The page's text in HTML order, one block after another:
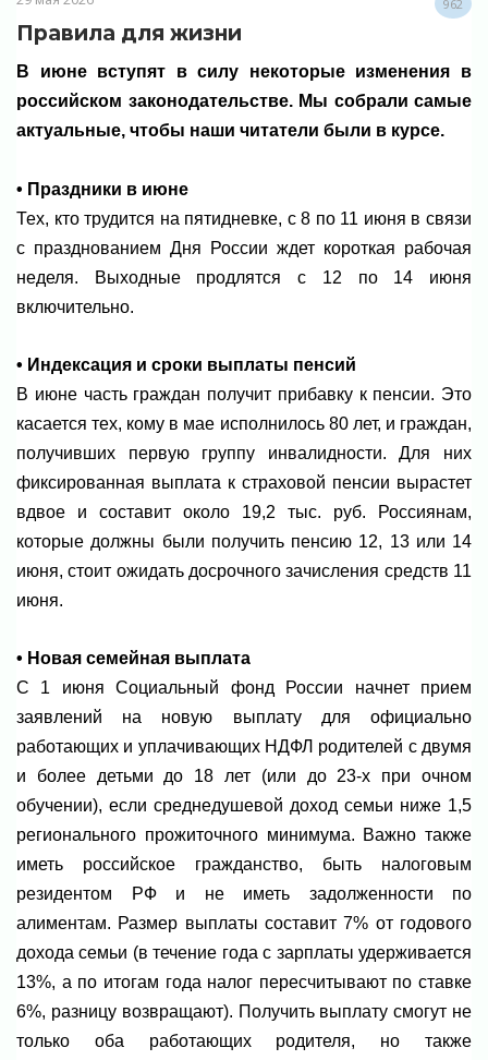
962
Правила для жизни
В июне вступят в силу некоторые изменения в
российском законодательстве. Мы собрали самые
актуальные, чтобы наши читатели были в курсе.
• Праздники в июне
Тех, кто трудится на пятидневке, с 8 по 11 июня в связи
с празднованием Дня России ждет короткая рабочая
неделя. Выходные продлятся с 12 по 14 июня
включительно.
• Индексация и сроки выплаты пенсий
В июне часть граждан получит прибавку к пенсии. Это
касается тех, кому в мае исполнилось 80 лет, и граждан,
получивших первую группу инвалидности. Для них
фиксированная выплата к страховой пенсии вырастет
вдвое и составит около 19,2 тыс. руб. Россиянам,
которые должны были получить пенсию 12, 13 или 14
июня, стоит ожидать досрочного зачисления средств 11
июня.
• Новая семейная выплата
С 1 июня Социальный фонд России начнет прием
заявлений на новую выплату для официально
работающих и уплачивающих НДФЛ родителей с двумя
и более детьми до 18 лет (или до 23-х при очном
обучении), если среднедушевой доход семьи ниже 1,5
регионального прожиточного минимума. Важно также
иметь российское гражданство, быть налоговым
резидентом РФ и не иметь задолженности по
алиментам. Размер выплаты составит 7% от годового
дохода семьи (в течение года с зарплаты удерживается
13%, а по итогам года налог пересчитывают по ставке
6%, разницу возвращают). Получить выплату смогут не
только оба работающих родителя, но также